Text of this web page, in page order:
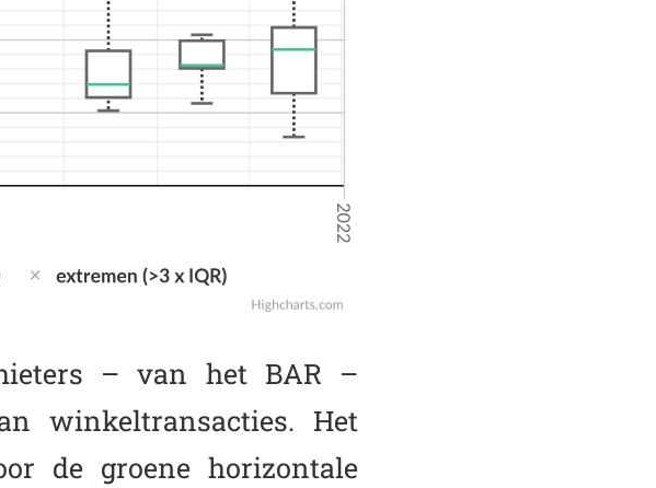
– van het BAR –
winkeltransacties. Het
de groene horizontale